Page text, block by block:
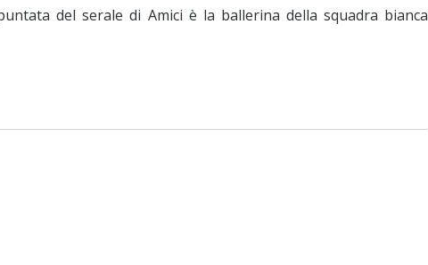
del serale di Amici è la ballerina della squadra bianca